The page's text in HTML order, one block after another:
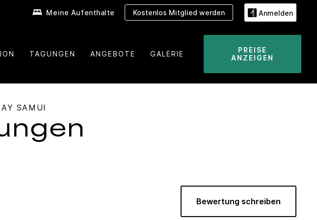
Meine Aufenthalte Kostenlos Mitglied werden Anmelden
TAGUNGEN ANGEBOTE GALERIE
PREISE
ANZEIGEN
SAMUI
Bewertung schreiben